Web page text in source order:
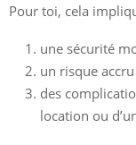
Pour toi, cela
une sécurité
un risque
des
location ou